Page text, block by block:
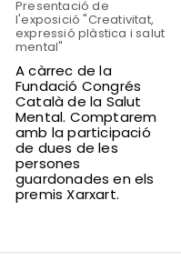
Presentació de
l'exposició "Creativitat,
expressió plàstica i salut
mental"
A càrrec de la
Fundació Congrés
Català de la Salut
Mental. Comptarem
amb la participació
de dues de les
persones
guardonades en els
premis Xarxart.